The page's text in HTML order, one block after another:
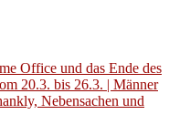
Office und das Ende des
20.3. bis 26.3. | Männer
Nebensachen und